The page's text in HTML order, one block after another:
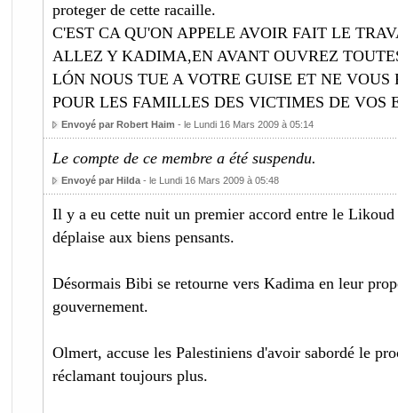
proteger de cette racaille.
C'EST CA QU'ON APPELE AVOIR FAIT LE
ALLEZ Y KADIMA,EN AVANT OUVREZ
LÓN NOUS TUE A VOTRE GUISE ET NE VOUS
POUR LES FAMILLES DES VICTIMES DE VOS
Envoyé par Robert Haim - le Lundi 16 Mars 2009 à 05:14
Le compte de ce membre a été suspendu.
Envoyé par Hilda- le Lundi 16 Mars 2009 à 05:48
Il y a eu cette nuit un premier accord entre le
déplaise aux biens pensants.
Désormais Bibi se retourne vers Kadima en leur
gouvernement.
Olmert, accuse les Palestiniens d'avoir sabordé le
réclamant toujours plus.